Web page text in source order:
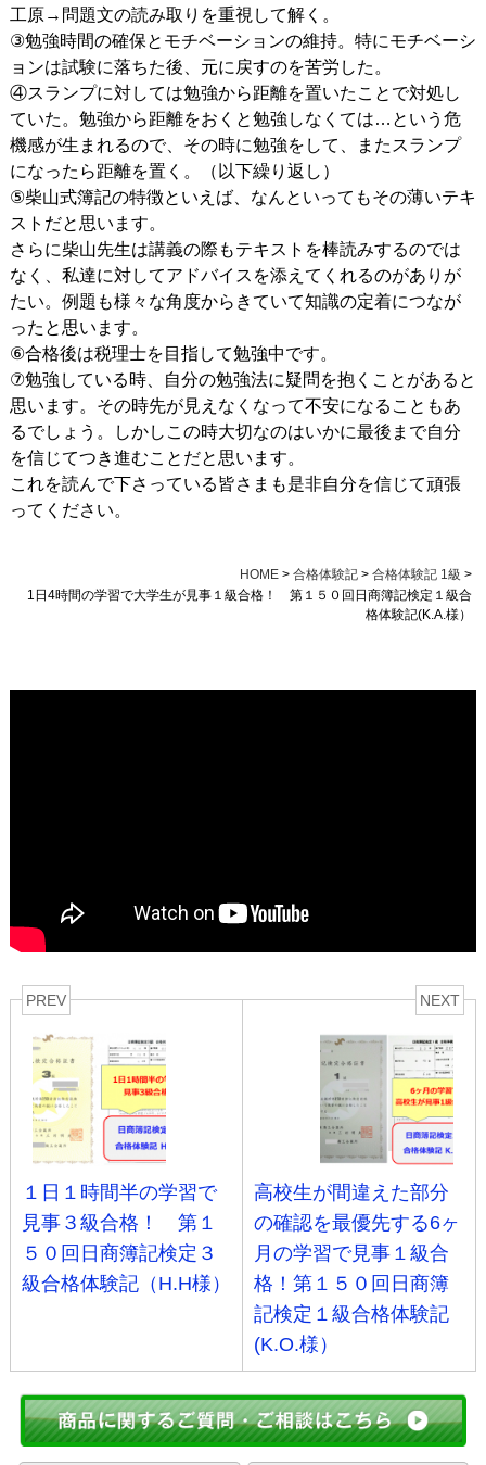
工原→問題文の読み取りを重視して解く。
③勉強時間の確保とモチベーションの維持。特にモチベーシ
ョンは試験に落ちた後、元に戻すのを苦労した。
④スランプに対しては勉強から距離を置いたことで対処し
ていた。勉強から距離をおくと勉強しなくては…という危
機感が生まれるので、その時に勉強をして、またスランプ
になったら距離を置く。（以下繰り返し）
⑤柴山式簿記の特徴といえば、なんといってもその薄いテキ
ストだと思います。
さらに柴山先生は講義の際もテキストを棒読みするのでは
なく、私達に対してアドバイスを添えてくれるのがありが
たい。例題も様々な角度からきていて知識の定着につなが
ったと思います。
⑥合格後は税理士を目指して勉強中です。
⑦勉強している時、自分の勉強法に疑問を抱くことがあると
思います。その時先が見えなくなって不安になることもあ
るでしょう。しかしこの時大切なのはいかに最後まで自分
を信じてつき進むことだと思います。
これを読んで下さっている皆さまも是非自分を信じて頑張
ってください。
HOME> 合格体験記> 合格体験記 1級 >
1日4時間の学習で大学生が見事１級合格！ 第１５０回日商簿記検定１級合
格体験記(K.A.様）
PREV
１日１時間半の学習で
見事３級合格！ 第１
５０回日商簿記検定３
級合格体験記（H.H様）
NEXT
高校生が間違えた部分
の確認を最優先する6ヶ
月の学習で見事１級合
格！第１５０回日商簿
記検定１級合格体験記
(K.O.様）